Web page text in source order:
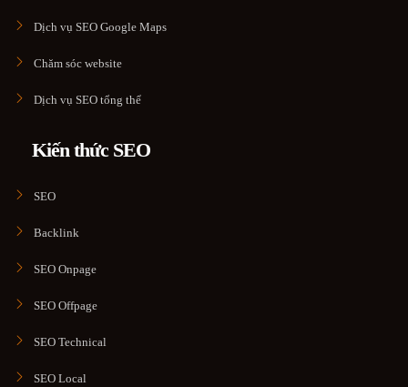
Dịch vụ SEO Google Maps
Chăm sóc website
Dịch vụ SEO tổng thể
Kiến thức SEO
SEO
Backlink
SEO Onpage
SEO Offpage
SEO Technical
SEO Local